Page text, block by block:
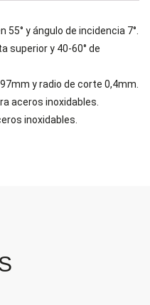
y ángulo de incidencia 7°.
superior y 40-60° de
y radio de corte 0,4mm.
aceros inoxidables.
inoxidables.